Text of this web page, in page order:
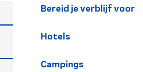
Bereid je verblijf voor
Hotels
Campings